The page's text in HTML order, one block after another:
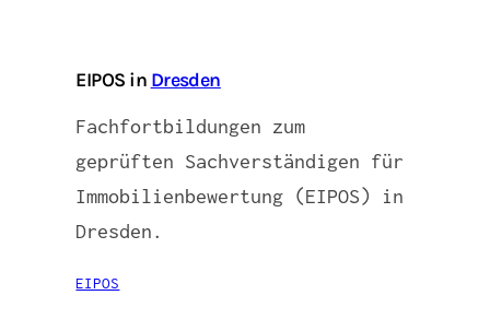
EIPOS in Dresden
Fachfortbildungen zum
geprüften Sachverständigen für
Immobilienbewertung (EIPOS) in
Dresden.
EIPOS